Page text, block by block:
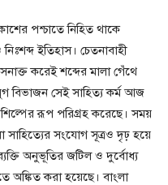
পশ্চাতে নিহিত থাকে
ইতিহাস। চেতনাবাহী
করেই শব্দের মালা গেঁথে
বিভাজন সেই সাহিত্য কর্ম আজ
শিল্পের রূপ পরিগ্রহ করেছে। সময়
সাহিত্যের সংযোগ সূত্রও দৃঢ় হয়ে
অনুভূতির জটিল ও দুর্বোধ্য
অঙ্কিত করা হয়েছে। বাংলা